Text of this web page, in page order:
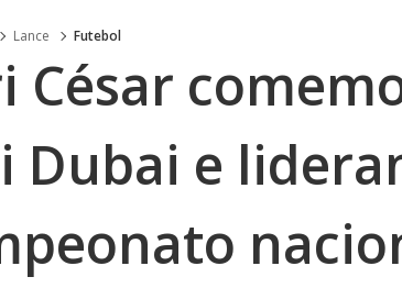
Lance Futebol
César
Dubai e